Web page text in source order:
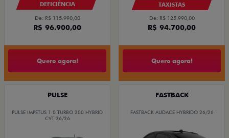
DEFICIÊNCIA
De: R$ 115.990,00
R$ 96.900,00
Quero agora!
TAXISTAS
De: R$ 125.990,00
R$ 94.700,00
Quero agora!
PULSE
PULSE IMPETUS 1.0 TURBO 200 HYBRID
CVT 26/26
FASTBACK
FASTBACK AUDACE HYBRIDO 26/26